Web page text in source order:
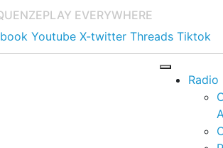
PLAY EVERYWHERE
Youtube X-twitter Threads Tiktok
Radio